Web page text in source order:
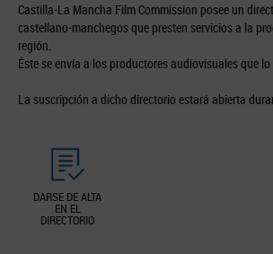
Castilla-La Mancha Film Commission posee un
castellano-manchegos que presten servicios a la
región.
Éste se envía a los productores audiovisuales que
La suscripción a dicho directorio estará abierta
DARSE DE ALTA
EN EL
DIRECTORIO